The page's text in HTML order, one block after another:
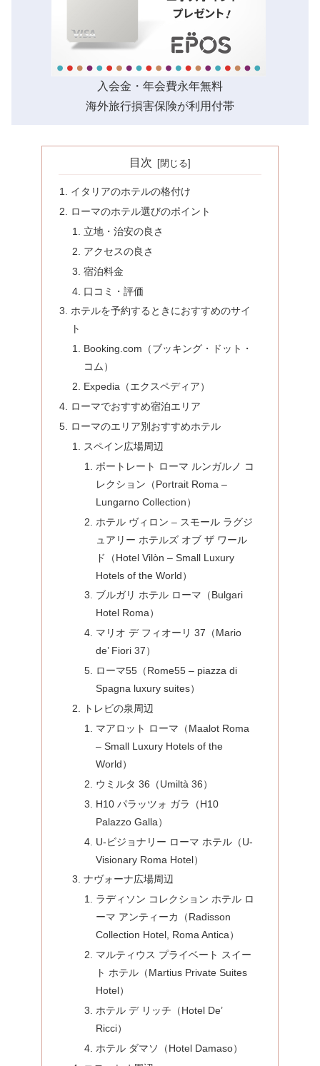
入会金・年会費永年無料
海外旅行損害保険が利用付帯
目次
イタリアのホテルの格付け
ローマのホテル選びのポイント
立地・治安の良さ
アクセスの良さ
宿泊料金
口コミ・評価
ホテルを予約するときにおすすめのサイ
ト
Booking.com（ブッキング・ドット・
コム）
Expedia（エクスペディア）
ローマでおすすめ宿泊エリア
ローマのエリア別おすすめホテル
スペイン広場周辺
ポートレート ローマ ルンガルノ コ
レクション（Portrait Roma –
Lungarno Collection）
ホテル ヴィロン – スモール ラグジ
ュアリー ホテルズ オブ ザ ワール
ド（Hotel Vilòn – Small Luxury
Hotels of the World）
ブルガリ ホテル ローマ（Bulgari
Hotel Roma）
マリオ デ フィオーリ 37（Mario
de’ Fiori 37）
ローマ55（Rome55 – piazza di
Spagna luxury suites）
トレビの泉周辺
マアロット ローマ（Maalot Roma
– Small Luxury Hotels of the
World）
ウミルタ 36（Umiltà 36）
H10 パラッツォ ガラ（H10
Palazzo Galla）
U-ビジョナリー ローマ ホテル（U-
Visionary Roma Hotel）
ナヴォーナ広場周辺
ラディソン コレクション ホテル ロ
ーマ アンティーカ（Radisson
Collection Hotel, Roma Antica）
マルティウス プライベート スイー
ト ホテル（Martius Private Suites
Hotel）
ホテル デ リッチ（Hotel De’
Ricci）
ホテル ダマソ（Hotel Damaso）